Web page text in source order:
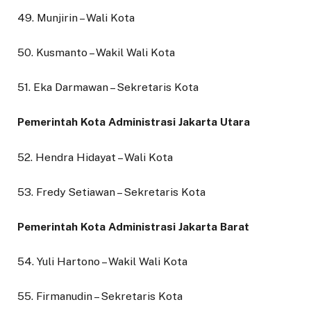
49. Munjirin – Wali Kota
50. Kusmanto – Wakil Wali Kota
51. Eka Darmawan – Sekretaris Kota
Pemerintah Kota Administrasi Jakarta Utara
52. Hendra Hidayat – Wali Kota
53. Fredy Setiawan – Sekretaris Kota
Pemerintah Kota Administrasi Jakarta Barat
54. Yuli Hartono – Wakil Wali Kota
55. Firmanudin – Sekretaris Kota